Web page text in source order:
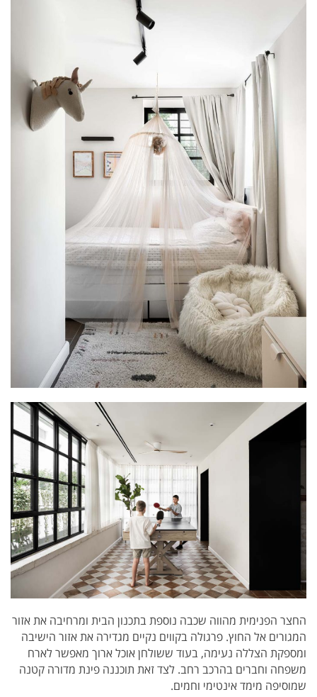
החצר הפנימית מהווה שכבה נוספת בתכנון הבית ומרחיבה את אזור
המגורים אל החוץ. פרגולה בקווים נקיים מגדירה את אזור הישיבה
ומספקת הצללה נעימה, בעוד ששולחן אוכל ארוך מאפשר לארח
משפחה וחברים בהרכב רחב. לצד זאת תוכננה פינת מדורה קטנה
שמוסיפה מימד אינטימי וחמים.